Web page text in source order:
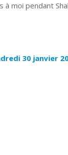
à moi pendant
30 janvier